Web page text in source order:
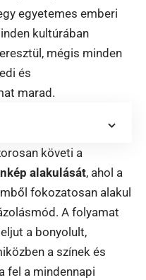
egyetemes emberi
kultúrában
mégis minden
és
marad.
követi a
alakulását, ahol a
fokozatosan alakul
A folyamat
a bonyolult,
a színek és
fel a mindennapi